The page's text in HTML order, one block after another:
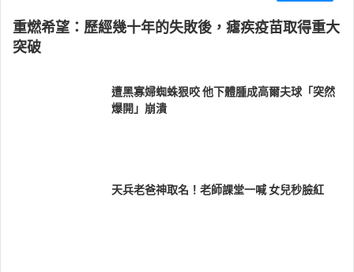
重燃希望：歷經幾十年的失敗後，瘧疾疫苗取得重大
突破
遭黑寡婦蜘蛛狠咬 他下體腫成高爾夫球「突然
爆開」崩潰
天兵老爸神取名！老師課堂一喊 女兒秒臉紅